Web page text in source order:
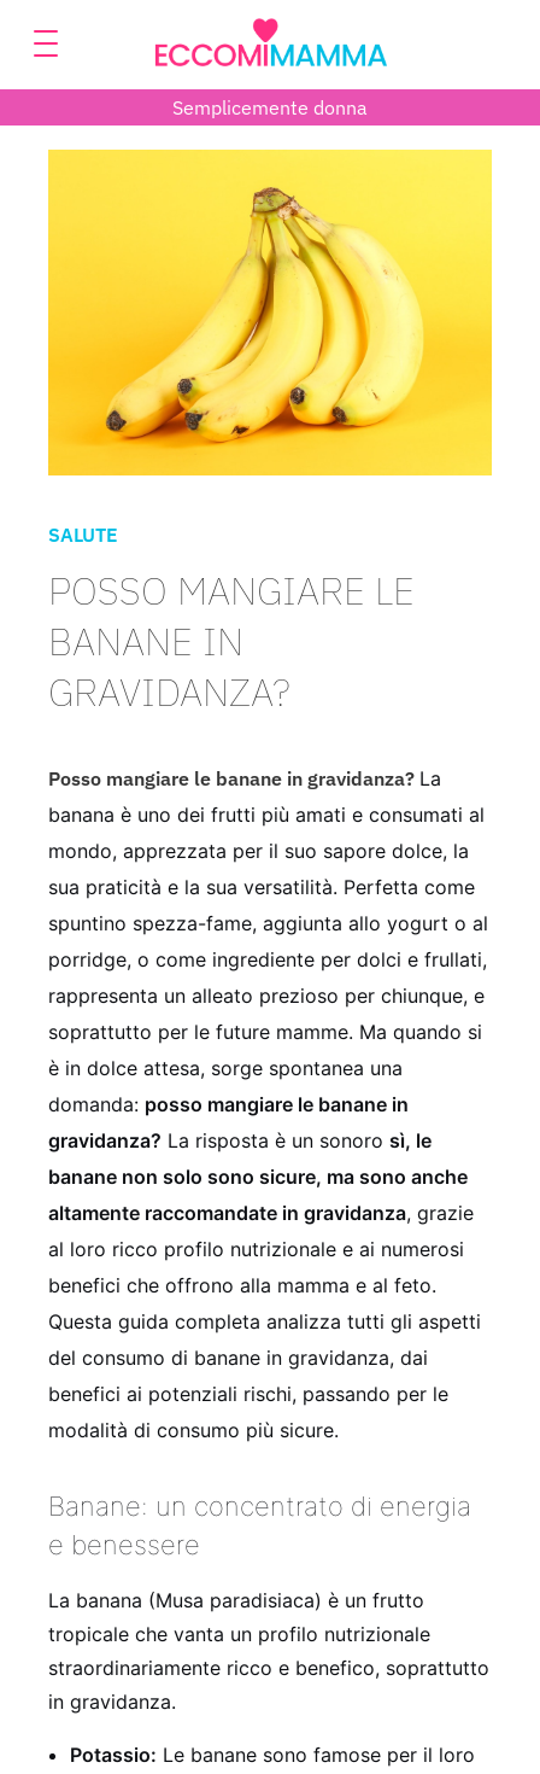
Semplicemente donna
SALUTE
POSSO MANGIARE LE
BANANE IN
GRAVIDANZA?
Posso mangiare le banane in gravidanza? La
banana è uno dei frutti più amati e consumati al
mondo, apprezzata per il suo sapore dolce, la
sua praticità e la sua versatilità. Perfetta come
spuntino spezza-fame, aggiunta allo yogurt o al
porridge, o come ingrediente per dolci e frullati,
rappresenta un alleato prezioso per chiunque, e
soprattutto per le future mamme. Ma quando si
è in dolce attesa, sorge spontanea una
domanda: posso mangiare le banane in
gravidanza? La risposta è un sonoro sì, le
banane non solo sono sicure, ma sono anche
altamente raccomandate in gravidanza, grazie
al loro ricco profilo nutrizionale e ai numerosi
benefici che offrono alla mamma e al feto.
Questa guida completa analizza tutti gli aspetti
del consumo di banane in gravidanza, dai
benefici ai potenziali rischi, passando per le
modalità di consumo più sicure.
Banane: un concentrato di energia
e benessere
La banana (Musa paradisiaca) è un frutto
tropicale che vanta un profilo nutrizionale
straordinariamente ricco e benefico, soprattutto
in gravidanza.
Potassio: Le banane sono famose per il loro